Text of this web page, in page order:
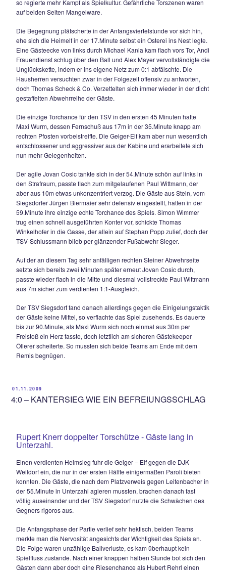
Erstmals gefährlich wurde es in der 21.Minute, ein
am Tor vorbeischob. Kurz darauf überbrückte ein langer
gesamte TSV-Abwehr, doch Rudi Kreuzeder schloss zu
Eine schöne Kombination auf der Gegenseite über links
Wurm am 16er nicht mehr verwerten, da ihm die Kugel in
aussichtsreicher Position versprang.
hätten die Gäste eigentlich in Führung gehen müssen, als
Abpraller im Strafraum beim völlig freistehenden Frömmter
der aus 8m volley knapp scheiterte. Weitere zwei Minuten
es erneut Wurm, der, allein vor Torwart Öllerer, an diesem
nach Freistoß von rechts nur um Zentimeter am linken
Nun konnten alle Akteure in der Halbzeitpause erstmal
doch die Partie nahm jetzt sogar noch mehr Fahrt auf. Rudi
sorgte in der 51.Minute für die nicht unverdiente
unspektakuläre Flanke von rechts konnte TSV-
spitzelte das Leder in die Maschen.
Die Führung hielt aber genau 60 Sekunden, denn als
umsichtig leitende Schiedsrichter Fink (TSV Bad Endorf)
Elfmeter. Maxi Wurm ließ sich die Gelegenheit nicht
verwandelte sicher zum 1:1.
Doch erneut war es der BSC Surheim, der eine passende
aus 10 volley ins linke Eck ein (62.). Christian Frömmter
72.Minute für die Vorentscheidung sorgen können, als er
weiten Rückpass völlig unnötig per Hand aufnahm.
quer zum heraneilenden Wurm, der allein vor dem Tor zu
abzog.
In der 77.Minute hätten die Gäste endgültig den Sack
müssen, Popp war aber zum wiederholten Male per
Weishäupl aus 12m Sieger. So kam es wie es kommen
nie aufgebenden Mannen um Coach Hans Geiger gelang
86.Minute tatsächlich noch der 2:2-Ausgleich. Thomas
die Kugel von der rechten Eckfahne flach herein und
nagelte das Spielgerät aus 10m ins rechte Kreuzeck zum